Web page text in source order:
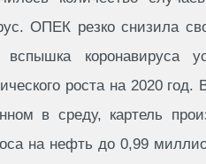
ОПЕК резко снизила
коронавируса
роста на 2020
в среду, картель
на нефть до 0,99